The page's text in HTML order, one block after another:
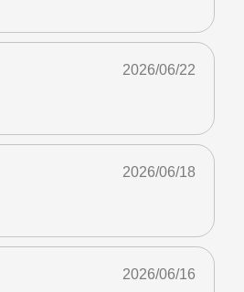
2026/06/22
2026/06/18
2026/06/16